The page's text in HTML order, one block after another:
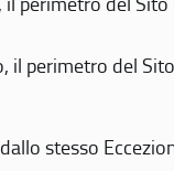
il perimetro del
stesso